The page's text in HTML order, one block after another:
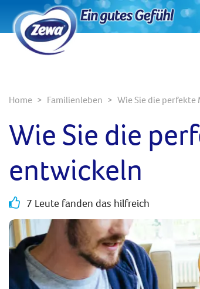
Home Familienleben Wie Sie die
Wie Sie die
entwickeln
7 Leute fanden das hilfreich